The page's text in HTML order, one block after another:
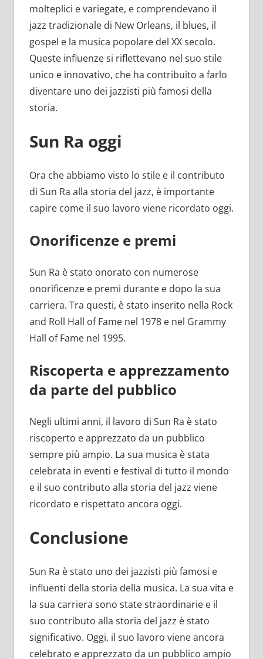
molteplici e variegate, e comprendevano il
jazz tradizionale di New Orleans, il blues, il
gospel e la musica popolare del XX secolo.
Queste influenze si riflettevano nel suo stile
unico e innovativo, che ha contribuito a farlo
diventare uno dei jazzisti più famosi della
storia.
Sun Ra oggi
Ora che abbiamo visto lo stile e il contributo
di Sun Ra alla storia del jazz, è importante
capire come il suo lavoro viene ricordato oggi.
Onorificenze e premi
Sun Ra è stato onorato con numerose
onorificenze e premi durante e dopo la sua
carriera. Tra questi, è stato inserito nella Rock
and Roll Hall of Fame nel 1978 e nel Grammy
Hall of Fame nel 1995.
Riscoperta e apprezzamento
da parte del pubblico
Negli ultimi anni, il lavoro di Sun Ra è stato
riscoperto e apprezzato da un pubblico
sempre più ampio. La sua musica è stata
celebrata in eventi e festival di tutto il mondo
e il suo contributo alla storia del jazz viene
ricordato e rispettato ancora oggi.
Conclusione
Sun Ra è stato uno dei jazzisti più famosi e
influenti della storia della musica. La sua vita e
la sua carriera sono state straordinarie e il
suo contributo alla storia del jazz è stato
significativo. Oggi, il suo lavoro viene ancora
celebrato e apprezzato da un pubblico ampio